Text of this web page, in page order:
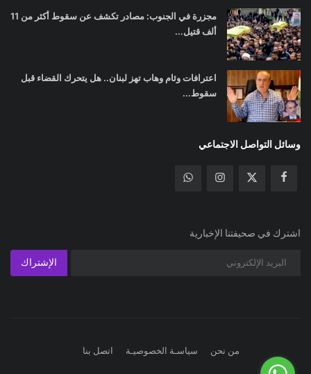
مجزرة في الجنوب: مصادر تكشف عن سقوط أكثر من 11
ألف قتيل...
اعترافات وئام وهاب تهز لبنان.. هل يتحرك القضاء قبل
سقوط...
وسائل التواصل الاجتماعي
اشترك في صحيفتنا الإخبارية
الإشتراك
من نحن سياسـة الخصوصيـة اتصل بنا